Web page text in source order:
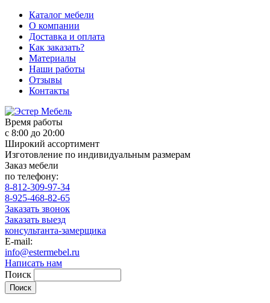
Каталог мебели
О компании
Доставка и оплата
Как заказать?
Материалы
Наши работы
Отзывы
Контакты
Время работы
с 8:00 до 20:00
Широкий ассортимент
Изготовление по индивидуальным размерам
Заказ мебели
по телефону:
8-812-309-97-34
8-925-468-82-65
Заказать звонок
Заказать выезд
консультанта-замерщика
E-mail:
info@estermebel.ru
Написать нам
Поиск